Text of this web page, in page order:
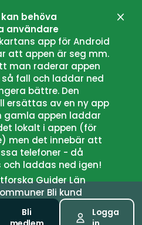
behöva
användare
app för Android
att appen är seg mm.
man raderar appen
fall och laddar ned
bättre. Den
ersättas av en ny app
gamla appen laddar
lokalt i appen (för
men det innebär att
telefoner - då
och laddas ned igen!
GuiderLän
Bli kund
Bli
Logga